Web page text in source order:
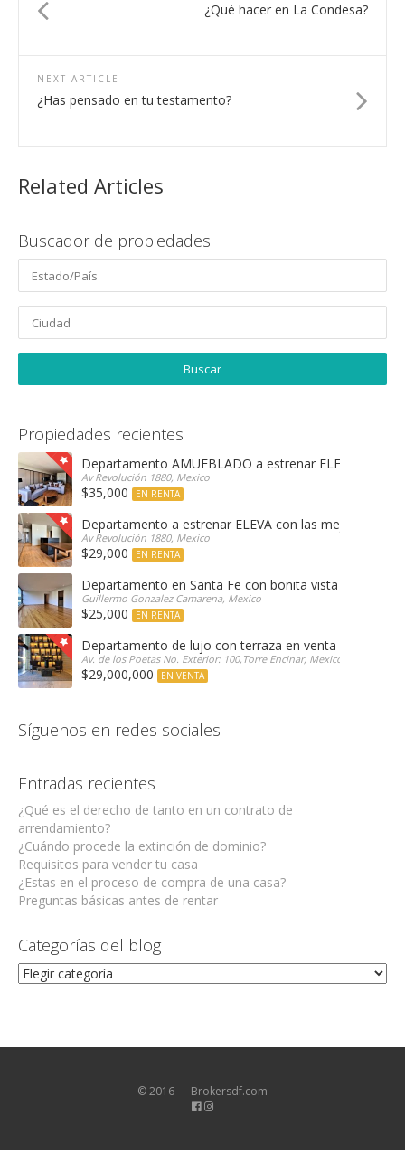
¿Qué hacer en La Condesa?
NEXT ARTICLE
¿Has pensado en tu testamento?
Related Articles
Buscador de propiedades
Propiedades recientes
Departamento AMUEBLADO a estrenar ELEVA con
Av Revolución 1880, Mexico
$35,000 EN RENTA
Departamento a estrenar ELEVA con las mejores
Av Revolución 1880, Mexico
$29,000 EN RENTA
Departamento en Santa Fe con bonita vista arbolada
Guillermo Gonzalez Camarena, Mexico
$25,000 EN RENTA
Departamento de lujo con terraza en venta Encinar en
Av. de los Poetas No. Exterior: 100,Torre Encinar, Mexico
$29,000,000 EN VENTA
Síguenos en redes sociales
Entradas recientes
¿Qué es el derecho de tanto en un contrato de
arrendamiento?
¿Cuándo procede la extinción de dominio?
Requisitos para vender tu casa
¿Estas en el proceso de compra de una casa?
Preguntas básicas antes de rentar
Categorías del blog
Categorías
del
© 2016 － Brokersdf.com